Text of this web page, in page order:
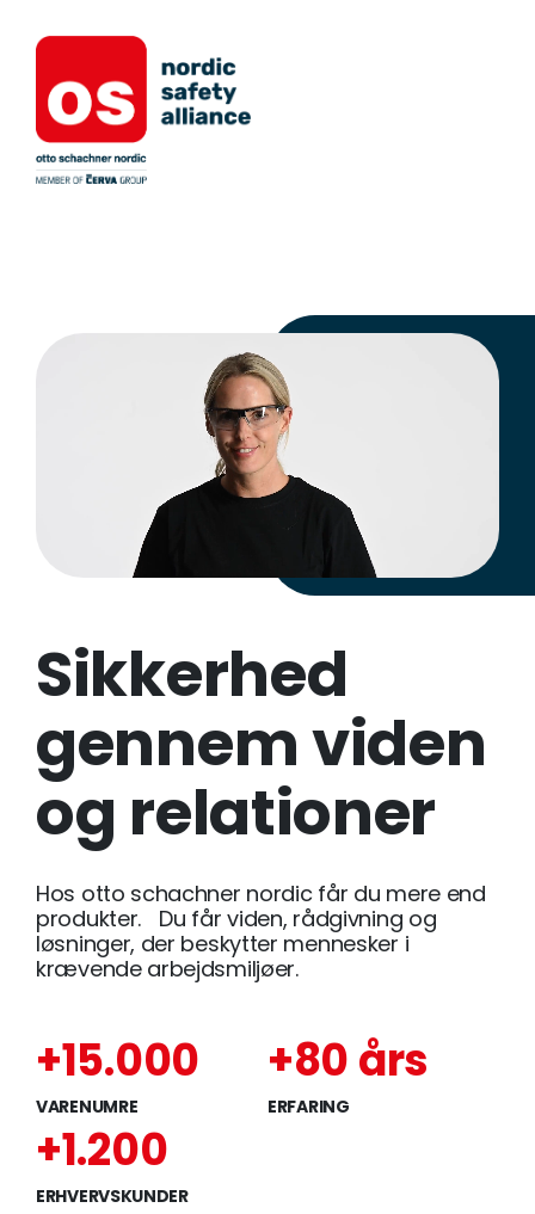
Sikkerhed
gennem viden
og relationer
Hos otto schachner nordic får du mere end
produkter. Du får viden, rådgivning og
løsninger, der beskytter mennesker i
krævende arbejdsmiljøer.
+15.000
VARENUMRE
+80 års
ERFARING
+1.200
ERHVERVSKUNDER